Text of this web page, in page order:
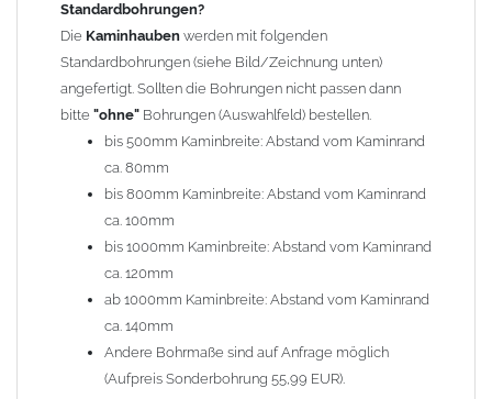
Kaminkopfabdeckung
Kaminhaubewirdohne Kaminkopfabdeckung
Kaminkopfabdeckungenfinden Sie unter "Kaminabdeckung
Es stehen insgesamt 20 verschiedene Typen zur Auswahl. Bitte
Auswahlfeldangeben.
Standardhauben siehe Auswahlfeld: 01 Haus,03 Welle
(unser Topseller)
Laube, 13 Schwalbe, 14 Sattel Welle, 15 Welle 90° gedreht,
17 Dach, 18 Plafond 2, 19 S-Line, 20 Pult
Typ 07 (Welle hoch) und 08 (Doppel Welle) haben einen
Aufpreis von 20% (bitte anfragen - Bestellung nicht über
Shop möglich).
Die Typen 02 (Bogen), 06 (Krempe), 09 (Pagode), 10
Standardbohrungen?
Die Kaminhauben werden mit folgenden
Standardbohrungen (siehe Bild/Zeichnung unten)
angefertigt. Sollten die Bohrungen nicht passen dann
bitte "ohne" Bohrungen (Auswahlfeld) bestellen.
bis 500mm Kaminbreite: Abstand vom Kaminrand
ca. 80mm
bis 800mm Kaminbreite: Abstand vom Kaminrand
ca. 100mm
bis 1000mm Kaminbreite: Abstand vom Kaminrand
ca. 120mm
ab 1000mm Kaminbreite: Abstand vom Kaminrand
ca. 140mm
Andere Bohrmaße sind auf Anfrage möglich
(Aufpreis Sonderbohrung 55,99 EUR).